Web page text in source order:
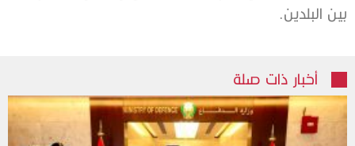
بين البلدين
أخبار ذات صلة